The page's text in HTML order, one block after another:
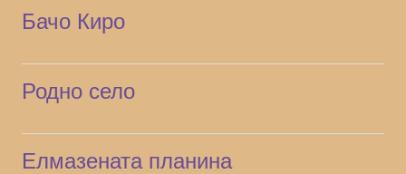
Бачо Киро
Родно село
Елмазената планина